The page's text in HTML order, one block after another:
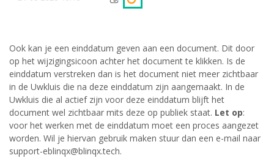
Ook kan je een einddatum geven aan een document. Dit door
op het wijzigingsicoon achter het document te klikken. Is de
einddatum verstreken dan is het document niet meer zichtbaar
in de Uwkluis die na deze einddatum zijn aangemaakt. In de
Uwkluis die al actief zijn voor deze einddatum blijft het
document wel zichtbaar mits deze op publiek staat. Let op:
voor het werken met de einddatum moet een proces aangezet
worden. Wil je hiervan gebruik maken stuur dan een e-mail naar
support-eblinqx@blinqx.tech.